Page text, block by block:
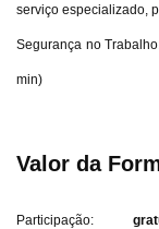
serviço especializado,
Segurança no
min)
Valor da
Participação: